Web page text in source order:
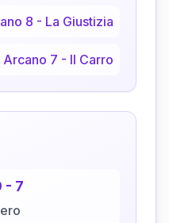
8 - La Giustizia
Arcano 7 - Il Carro
- 7